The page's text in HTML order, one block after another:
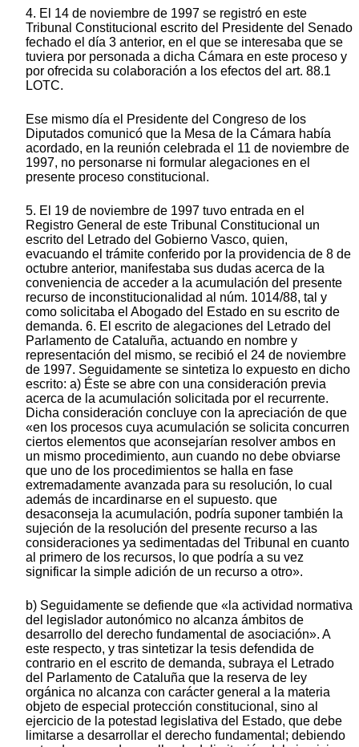
4. El 14 de noviembre de 1997 se registró en este
Tribunal Constitucional escrito del Presidente del Senado
fechado el día 3 anterior, en el que se interesaba que se
tuviera por personada a dicha Cámara en este proceso y
por ofrecida su colaboración a los efectos del art. 88.1
LOTC.
Ese mismo día el Presidente del Congreso de los
Diputados comunicó que la Mesa de la Cámara había
acordado, en la reunión celebrada el 11 de noviembre de
1997, no personarse ni formular alegaciones en el
presente proceso constitucional.
5. El 19 de noviembre de 1997 tuvo entrada en el
Registro General de este Tribunal Constitucional un
escrito del Letrado del Gobierno Vasco, quien,
evacuando el trámite conferido por la providencia de 8 de
octubre anterior, manifestaba sus dudas acerca de la
conveniencia de acceder a la acumulación del presente
recurso de inconstitucionalidad al núm. 1014/88, tal y
como solicitaba el Abogado del Estado en su escrito de
demanda. 6. El escrito de alegaciones del Letrado del
Parlamento de Cataluña, actuando en nombre y
representación del mismo, se recibió el 24 de noviembre
de 1997. Seguidamente se sintetiza lo expuesto en dicho
escrito: a) Éste se abre con una consideración previa
acerca de la acumulación solicitada por el recurrente.
Dicha consideración concluye con la apreciación de que
«en los procesos cuya acumulación se solicita concurren
ciertos elementos que aconsejarían resolver ambos en
un mismo procedimiento, aun cuando no debe obviarse
que uno de los procedimientos se halla en fase
extremadamente avanzada para su resolución, lo cual
además de incardinarse en el supuesto. que
desaconseja la acumulación, podría suponer también la
sujeción de la resolución del presente recurso a las
consideraciones ya sedimentadas del Tribunal en cuanto
al primero de los recursos, lo que podría a su vez
significar la simple adición de un recurso a otro».
b) Seguidamente se defiende que «la actividad normativa del legislador autonómico no alcanza ámbitos de desarrollo del derecho fundamental de asociación». A este respecto, y tras sintetizar la tesis defendida de contrario en el escrito de demanda, subraya el Letrado del Parlamento de Cataluña que la reserva de ley orgánica no alcanza con carácter general a la materia objeto de especial protección constitucional, sino al ejercicio de la potestad legislativa del Estado, que debe limitarse a desarrollar el derecho fundamental; debiendo entenderse por desarrollo «la delimitación del ejercicio del derecho en relación con el resto de derechos así como su relación con las demás personas en tanto que también titulares de derechos y libertades». La colaboración del legislador orgánico, cuya tarea se califica de excepcional y limitada, con el legislador ordinario se traduce en «la reserva al legislador excepcional del mínimo desarrollo directo del derecho fundamental en aquello que es substancial al mismo y a la vez lo hace reconocible del resto de derechos, y la intangibilidad para ese mismo legislador orgánico del ámbito de normación que debe abordar el llamado legislador ordinario». Existe, así, una colaboración internormativa que permite alcanzar una disciplina integral y articulada del fenómeno asociativo, donde al legislador orgánico le corresponde el desarrollo del núcleo esencial y al ordinario la normación de la materia en concreto (art. 53.1 CE). Esta colaboración evita la privación absoluta o la limitación a expresiones insustanciales de la potestad del legislador ordinario estatal o autonómico, pues, como ya ha señalado este Tribunal, es difícil concebir un ámbito del orden social en el que de una forma u otra no incidan los derechos fundamentales. Dicho de otro modo, la ley orgánica se interpone entre la Constitución y la ley ordinaria con una finalidad concreta, específica y excepcional, cual es la de proceder al desarrollo del ámbito nuclear del derecho fundamental (SSTC 132/1989, de 18 de julio y 101/1991, de 13 de mayo). La ley orgánica, como «ley de interposición», no es requisito de ejercicio de la actividad del legislador ordinario, ya que, por la efectividad directa de los derechos fundamentales y el sistema especial de protección de que gozan [arts. 53.2 y 161.1 b) CE], la Constitución no exige la existencia de ley orgánica, a salvo los específicos supuestos en los que ella misma llama al legislador para el desarrollo de un determinado derecho, o cuando la configuración legal del derecho represente un elemento esencial de su ejercicio. Con cita de la STC 67/1985, de 24 de mayo, apunta el Letrado del Parlamento de Cataluña que la ley ordinaria, en tanto no constituye desarrollo del núcleo del derecho fundamental, no afectará materialmente al ámbito reservado al legislador orgánico. E, igualmente, que «como parece reconocer el propio recurrente en tanto no exista ley orgánica el legislador estatal o autonómico puede regular todos aquellos ámbitos con inclusión de las materias conexas, que no constituyan desarrollo directo del derecho». Eso es justamente lo que hace la Ley autonómica impugnada. En el caso concreto del derecho de asociación, la no necesidad de la ley orgánica se acentúa por el hecho de que la Constitución, lejos de limitarse a su reconocimiento, establece un estatuto mínimo y ordenado para las asociaciones, con lo que el espacio de la ley orgánica queda reducido. Seguidamente se pregunta el Letrado del Parlamento de Cataluña por el contenido esencial de este derecho fundamental, «por cuanto éste se configura como límite refractario a la acción del legislador ex art. 53.1 CE». Esa esencialidad se corresponde con aquella parte del contenido del derecho sin la cual éste pierde su peculiaridad, esto es, aquel conjunto de manifestaciones que lo hacen singularizable y recognoscible como derecho correspondiente a un determinado tipo, incluyéndose en ese contenido aquella parte que es imprescindible para su efectividad (STC 11/1981, de 8 de abril). En el caso del derecho de asociación, tales extremos configuradores de su contenido esencial se encuentran ya recogidos y desarrollados en la propia Constitución. Así, en el art. 22 CE se contienen las libertades positiva y negativa de asociación, el libre desarrollo de la vida asociativa y de las actividades inherentes a la misma, configurando la Constitución directamente los límites al ámbito positivo en los apartados 2 y 5 del citado precepto. Asimismo, la previsión de existencia de registros, en los términos señalados en el art. 22.3 CE, no constituye un límite al derecho ni, por ende, requisito de reconocimiento de existencia del mismo, pues, como palmariamente se expresa en la Constitución, la inscripción registral sólo se establece a los puros y simples fines de publicidad, por lo que la no inscripción no puede dar como resultado negar el derecho de asociación ni desconocer la existencia de una asociación no inscrita. Consecuentemente, la función del legislador orgánico ha quedado extremadamente reducida al existir en la propia Constitución una regulación suficiente del derecho de asociación. De donde resulta una disminución de la incidencia del legislador orgánico a favor del legislador ordinario (art. 53.1 CE). c) A continuación se examina la competencia asumida por Cataluña en materia de asociaciones, recogida en el art. 9.24 de su Estatuto de Autonomía, donde se mencionan conjuntamente las fundaciones y las asociaciones. Un primer desarrollo de esta competencia tuvo lugar con la aprobación por el Parlamento de Cataluña de la Ley 1/1982, de 3 de marzo, de Fundaciones, que no fue objeto de impugnación ante este Tribunal Constitucional. Frente a la interpretación del alcance de este título competencial defendida por el recurrente, asentada sobre la distinción entre la regulación de tipos específicos de la materia asociativa y la regulación general del régimen jurídico de las asociaciones, sostiene el Letrado del Parlamento de Cataluña que la competencia autonómica se extiende a toda la materia asociativa, con los límites que examina. El primero de ellos es el establecido en el art. 149.1.1 CE, si bien cree oportuno el Letrado parlamentario hacer algunas precisiones acerca de su utilización instrumental. Dichas precisiones toman como punto de partida la constatación de que no existe título competencial específico en favor del Estado en materia de asociaciones. Ciertamente, sólo al Estado le corresponde el desarrollo del derecho en forma de ley orgánica, pero esa función no puede mermar la competencia asumida por las Comunidades Autónomas «más allá del estricto ámbito de desarrollo cuyo alcance aquí ya se ha intentado delimitar». Corolario de todo ello es que el único título competencial que esgrime, inadecuadamente, el Estado es el recogido en el art. 149.1.1 CE. Del tenor de ese precepto constitucional se deduce con bastante claridad que la atribución al Estado de la función que en él se menciona no le autoriza a regular todas las condiciones, sino sólo aquellas que tengan la consideración de básicas a los fines establecidos en el propio art. 149.1.1 CE, lo que excluye de suyo una regulación genérica pormenorizada del ámbito material sobre el que se proyecte. Esas condiciones básicas deben ser relevantes para asegurar la igualdad en el ejercicio de los derechos y habrán de incluir lo estrictamente indispensable para no provocar una uniformidad normativa sin ámbito de actuación para el legislador autonómico y complementarse con los títulos competenciales específicos que el Estado pueda ostentar en un ámbito material determinado. En este sentido, se afirma que este Tribunal ha utilizado el art. 149.1.1 CE en unión de otro título competencial estatal, «de cuya conjunción se deriva la potestad de establecer las condiciones mínimas a que se refiere el artículo 149.1.1 con respecto a la materia en concreto». Si el art. 149.1.1 CE no se conecta con ninguna competencia específica del Estado, «su función es de alcance hermenéutico», erigiéndose en límite negativo que impide al legislador territorial establecer o incidir en las condiciones básicas de ejercicio de los derechos cuando estén regulando materias de su propia competencia (al respecto se citan las SSTC 37/1981, de 16 de noviembre; 87/1985, de 16 de julio y 152/1988, de 20 de julio). Lo expuesto le permite al Letrado del Parlamento de Cataluña alcanzar tres conclusiones. En primer lugar, constata que el Estado no tiene título competencial como legislador ordinario para la regulación del régimen jurídico de las asociaciones. En segundo lugar, precisa que el art. 149.1.1 CE no atribuye competencias, puesto que carece de un ámbito material específico, sino que representa un elemento de interpretación al que deben sujetarse las Comunidades Autónomas. Por último, reitera que la potestad atribuida al legislador orgánico se limita a un mínimo desarrollo del derecho de asociación, puesto que el estatuto y régimen jurídico de este derecho se halla en la propia Constitución. Se afirma en el escrito rector de este proceso que Cataluña ostenta competencias únicamente sobre los tipos específicos de asociaciones mencionados en el art. 9.24 de su Estatuto de Autonomía. Sin embargo, el Letrado del Parlamento de Cataluña discrepa de esta interpretación, puesto que ella ignora la utilización de una cláusula de cierre en el precepto estatutario el término «y similares», con la que se generaliza el ámbito material competencial hasta incluir la regulación del régimen jurídico de las asociaciones (en apoyo se citan las SSTC 157/1992, de 22 de octubre, y 5/1996, de 16 de enero). d) Para concluir, entra el Letrado parlamentario a examinar los preceptos impugnados, cuya constitucionalidad defiende con los siguientes argumentos. Con respecto al art. 2 de la Ley, señala que «el Parlamento de Cataluña en realidad no hace más que transcribir los principios inherentes al derecho de asociación según la configuración cons